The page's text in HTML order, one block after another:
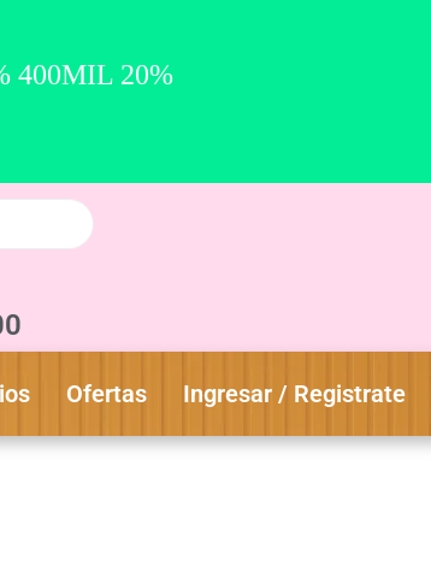
Ofertas Ingresar / Registrate
400MIL 20%